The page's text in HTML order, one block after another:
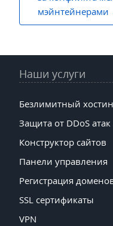
мэйнтейнерами
Наши услуги
Безлимитный
Защита от DDoS атак
Конструктор сайтов
Панели управления
Регистрация
SSL сертификаты
VPN